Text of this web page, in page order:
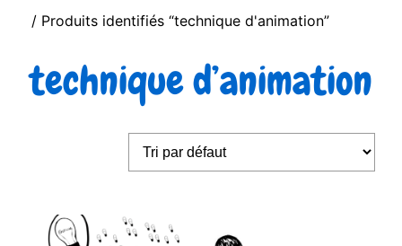
/ Produits identifiés “technique d'animation”
technique d’animation